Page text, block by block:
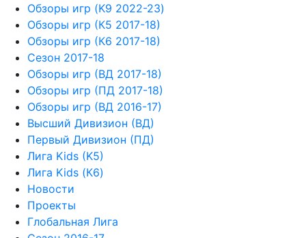
Обзоры игр (K9 2022-23)
Обзоры игр (К5 2017-18)
Обзоры игр (К6 2017-18)
Сезон 2017-18
Обзоры игр (ВД 2017-18)
Обзоры игр (ПД 2017-18)
Обзоры игр (ВД 2016-17)
Высший Дивизион (ВД)
Первый Дивизион (ПД)
Лига Kids (K5)
Лига Kids (К6)
Новости
Проекты
Глобальная Лига